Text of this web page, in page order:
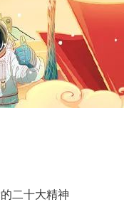
二十大精神